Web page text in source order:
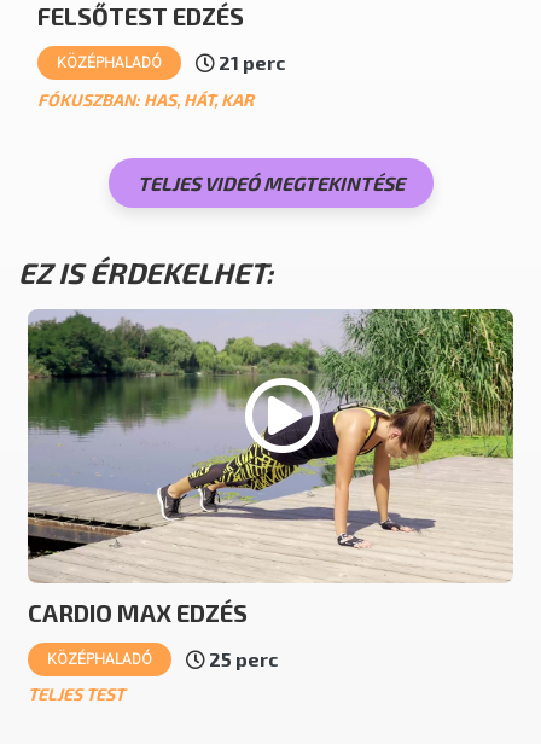
FELSŐTEST EDZÉS
KÖZÉPHALADÓ 21 perc
FÓKUSZBAN: HAS, HÁT, KAR
TELJES VIDEÓ MEGTEKINTÉSE
EZ IS ÉRDEKELHET:
CARDIO MAX EDZÉS
KÖZÉPHALADÓ 25 perc
TELJES TEST